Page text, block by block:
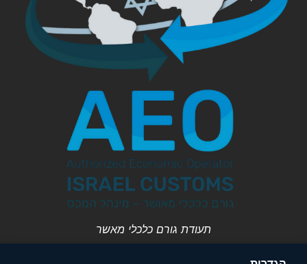
תעודת גורם כלכלי מאשר